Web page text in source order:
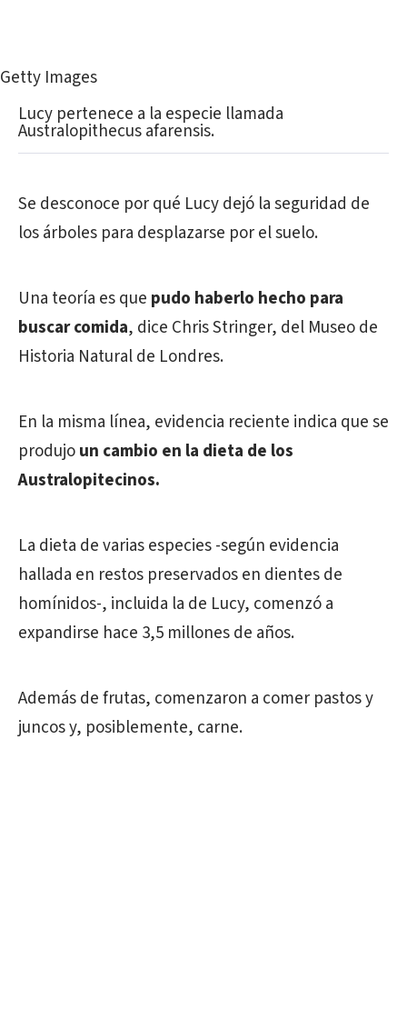
Getty Images
Lucy pertenece a la especie llamada
Australopithecus afarensis.
Se desconoce por qué Lucy dejó la seguridad de
los árboles para desplazarse por el suelo.
Una teoría es que pudo haberlo hecho para
buscar comida, dice Chris Stringer, del Museo de
Historia Natural de Londres.
En la misma línea, evidencia reciente indica que se
produjoun cambio en la dieta de los
Australopitecinos.
La dieta de varias especies -según evidencia
hallada en restos preservados en dientes de
homínidos-, incluida la de Lucy, comenzó a
expandirse hace 3,5 millones de años.
Además de frutas, comenzaron a comer pastos y
juncos y, posiblemente, carne.